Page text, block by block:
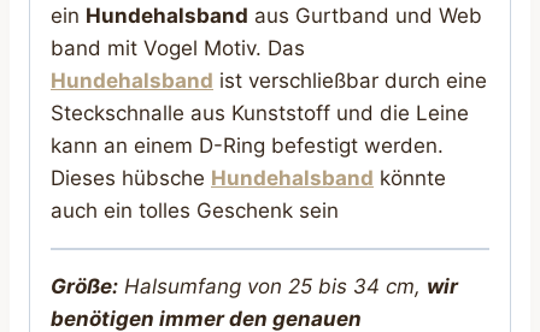
ein Hundehalsband aus Gurtband und Web
band mit Vogel Motiv. Das
Hundehalsband ist verschließbar durch eine
Steckschnalle aus Kunststoff und die Leine
kann an einem D-Ring befestigt werden.
Dieses hübsche Hundehalsband könnte
auch ein tolles Geschenk sein
Größe: Halsumfang von 25 bis 34 cm, wir
benötigen immer den genauen